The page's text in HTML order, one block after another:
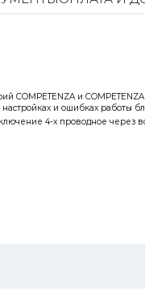
COMPETENZA и
и ошибках работы
4-х проводное через